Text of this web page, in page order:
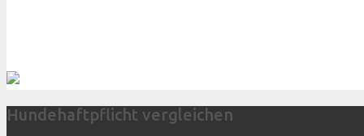
Hundehaftpflicht vergleichen